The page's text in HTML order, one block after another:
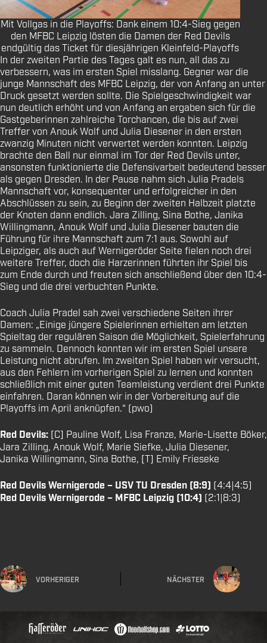
Mit Vollgas in die Playoffs: Dank einem 10:4-Sieg gegen
den MFBC Leipzig lösten die Damen der Red Devils
endgültig das Ticket für diesjährigen Kleinfeld-Playoffs
In der zweiten Partie des Tages galt es nun, all das zu
verbessern, was im ersten Spiel misslang. Gegner war die
junge Mannschaft des MFBC Leipzig, der von Anfang an unter
Druck gesetzt werden sollte. Die Spielgeschwindigkeit war
nun deutlich erhöht und von Anfang an ergaben sich für die
Gastgeberinnen zahlreiche Torchancen, die bis auf zwei
Treffer von Anouk Wolf und Julia Diesener in den ersten
zwanzig Minuten nicht verwertet werden konnten. Leipzig
brachte den Ball nur einmal im Tor der Red Devils unter,
ansonsten funktionierte die Defensivarbeit bedeutend besser
als gegen Dresden. In der Pause nahm sich Julia Pradels
Mannschaft vor, konsequenter und erfolgreicher in den
Abschlüssen zu sein, zu Beginn der zweiten Halbzeit platzte
der Knoten dann endlich. Jara Zilling, Sina Bothe, Janika
Willingmann, Anouk Wolf und Julia Diesener bauten die
Führung für ihre Mannschaft zum 7:1 aus. Sowohl auf
Leipziger, als auch auf Wernigeröder Seite fielen noch drei
weitere Treffer, doch die Harzerinnen führten ihr Spiel bis
zum Ende durch und freuten sich anschließend über den 10:4-
Sieg und die drei verbuchten Punkte.
Coach Julia Pradel sah zwei verschiedene Seiten ihrer
Damen: „Einige jüngere Spielerinnen erhielten am letzten
Spieltag der regulären Saison die Möglichkeit, Spielerfahrung
zu sammeln. Dennoch konnten wir im ersten Spiel unsere
Leistung nicht abrufen. Im zweiten Spiel haben wir versucht,
aus den Fehlern im vorherigen Spiel zu lernen und konnten
schließlich mit einer guten Teamleistung verdient drei Punkte
einfahren. Daran können wir in der Vorbereitung auf die
Playoffs im April anknüpfen.“ (pwo)
Red Devils: [C] Pauline Wolf, Lisa Franze, Marie-Lisette Böker,
Jara Zilling, Anouk Wolf, Marie Siefke, Julia Diesener,
Janika Willingmann, Sina Bothe, [T] Emily Frieseke
Red Devils Wernigerode – USV TU Dresden (8:9) (4:4|4:5)
Red Devils Wernigerode – MFBC Leipzig (10:4) (2:1|8:3)
VORHERIGER NÄCHSTER